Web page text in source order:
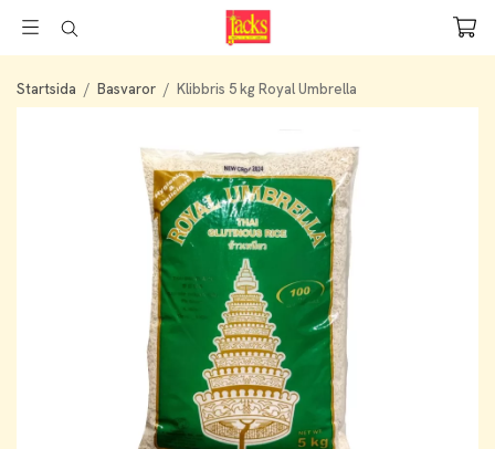
Startsida / Basvaror / Klibbris 5 kg Royal Umbrella